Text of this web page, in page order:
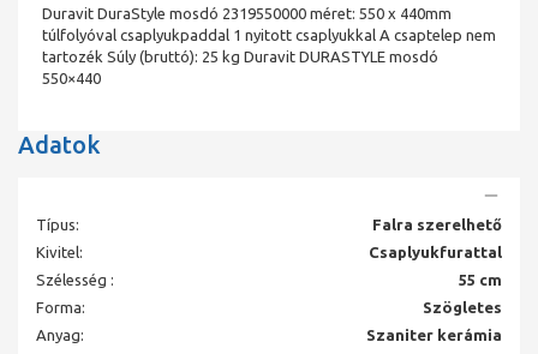
Duravit DuraStyle mosdó 2319550000 méret: 550 x 440mm
túlfolyóval csaplyukpaddal 1 nyitott csaplyukkal A csaptelep nem
tartozék Súly (bruttó): 25 kg Duravit DURASTYLE mosdó
550×440
Adatok
Típus:
Falra szerelhető
Kivitel:
Csaplyukfurattal
Szélesség :
55 cm
Forma:
Szögletes
Anyag:
Szaniter kerámia